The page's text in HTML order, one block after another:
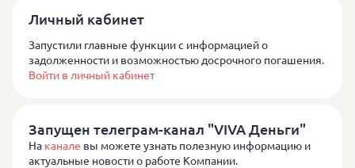
Личный кабинет
Запустили главные функции с информацией о
задолженности и возможностью досрочного погашения.
Войти в личный кабинет
Запущен телеграм-канал "VIVA Деньги"
На канале вы можете узнать полезную информацию и
актуальные новости о работе Компании.